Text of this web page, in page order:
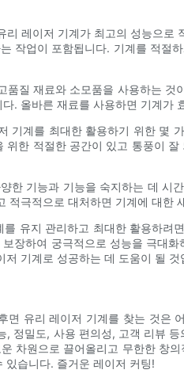
리 레이저 기계가 최고의 성능으
작업이 포함됩니다. 기계를 적절
품질 재료와 소모품을 사용하는
. 올바른 재료를 사용하면 기계
기계를 최대한 활용하기 위한 몇
위한 적절한 공간이 있고 통풍이
한 기능과 기능을 숙지하는 데 시
적극적으로 대처하면 기계에 대
유지 관리하고 최대한 활용하
장하여 궁극적으로 성능을 극대
저 기계로 성공하는 데 도움이 될 것
면 유리 레이저 기계를 찾는 것은
, 정밀도, 사용 편의성, 고객 리뷰
차원으로 끌어올리고 무한한 창
있습니다. 즐거운 레이저 커팅!